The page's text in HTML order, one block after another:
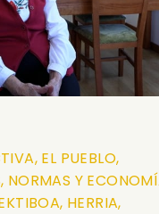
EL PUEBLO,
NORMAS Y
HERRIA,